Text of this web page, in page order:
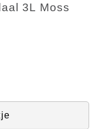
3L Moss